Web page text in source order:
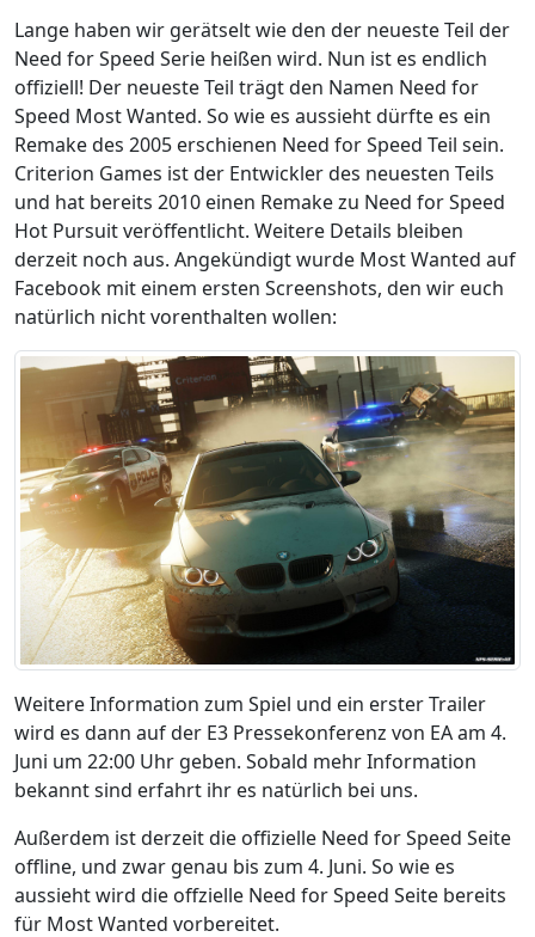
Lange haben wir gerätselt wie den der neueste Teil der
Need for Speed Serie heißen wird. Nun ist es endlich
offiziell! Der neueste Teil trägt den Namen Need for
Speed Most Wanted. So wie es aussieht dürfte es ein
Remake des 2005 erschienen Need for Speed Teil sein.
Criterion Games ist der Entwickler des neuesten Teils
und hat bereits 2010 einen Remake zu Need for Speed
Hot Pursuit veröffentlicht. Weitere Details bleiben
derzeit noch aus. Angekündigt wurde Most Wanted auf
Facebook mit einem ersten Screenshots, den wir euch
natürlich nicht vorenthalten wollen:
Weitere Information zum Spiel und ein erster Trailer
wird es dann auf der E3 Pressekonferenz von EA am 4.
Juni um 22:00 Uhr geben. Sobald mehr Information
bekannt sind erfahrt ihr es natürlich bei uns.
Außerdem ist derzeit die offizielle Need for Speed Seite
offline, und zwar genau bis zum 4. Juni. So wie es
aussieht wird die offzielle Need for Speed Seite bereits
für Most Wanted vorbereitet.